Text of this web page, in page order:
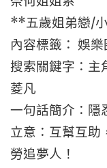
**五歲姐弟戀/
內容標籤： 娛
搜索關鍵字：
菱凡
一句話簡介：隱
立意：互幫互助
勞追夢人！